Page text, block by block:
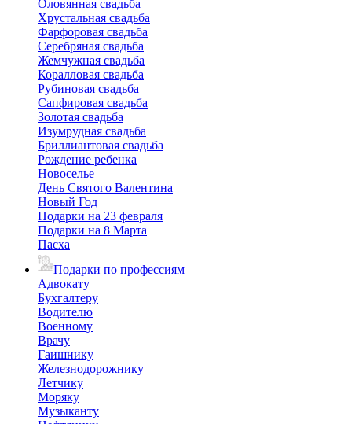
Оловянная свадьба
Хрустальная свадьба
Фарфоровая свадьба
Серебряная свадьба
Жемчужная свадьба
Коралловая свадьба
Рубиновая свадьба
Сапфировая свадьба
Золотая свадьба
Изумрудная свадьба
Бриллиантовая свадьба
Рождение ребенка
Новоселье
День Святого Валентина
Новый Год
Подарки на 23 февраля
Подарки на 8 Марта
Пасха
Подарки по профессиям
Адвокату
Бухгалтеру
Водителю
Военному
Врачу
Гаишнику
Железнодорожнику
Летчику
Моряку
Музыканту